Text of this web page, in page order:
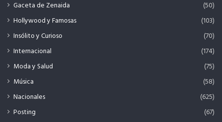
Gaceta de Zenaida
(50)
Hollywood y Famosas
(103)
Insólito y Curioso
(70)
Internacional
(174)
Moda y Salud
(75)
Música
(58)
Nacionales
(625)
Posting
(67)